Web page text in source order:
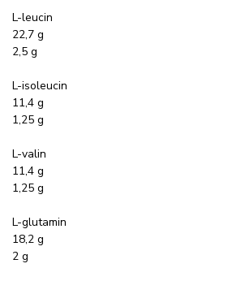
L-leucin
22,7 g
2,5 g
L-isoleucin
11,4 g
1,25 g
L-valin
11,4 g
1,25 g
L-glutamin
18,2 g
2 g